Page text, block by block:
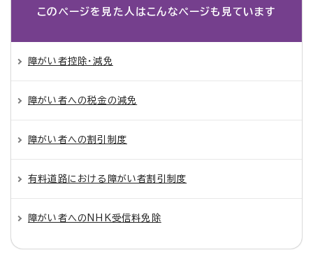
このページを見た人は こんなページも見ています
障がい者控除・減免
障がい者への税金の減免
障がい者への割引制度
有料道路における障がい者割引制度
障がい者へのNHK受信料免除